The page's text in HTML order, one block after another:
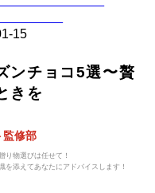
15
ンチョコ5選〜贅
きを
修部
り物選びは任せて！
を添えてあなたにアドバイスします！